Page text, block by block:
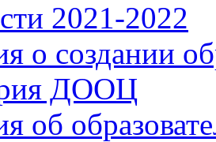
2021-2022
о создании
ДООЦ
об